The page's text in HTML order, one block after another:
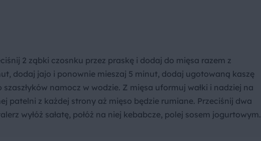
2 ząbki czosnku przez praskę i dodaj do mięsa razem z
dodaj jajo i ponownie mieszaj 5 minut, dodaj ugotowaną kaszę
namocz w wodzie. Z mięsa uformuj wałki i nadziej na
patelni z każdej strony aż mięso będzie rumiane. Przeciśnij dwa
wyłóż sałatę, połóż na niej kebabcze, polej sosem jogurtowym.